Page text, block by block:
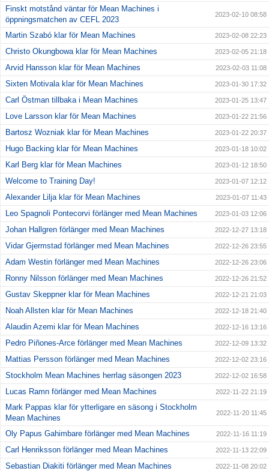
Finskt motstånd väntar för Mean Machines i
öppningsmatchen av CEFL 2023
2023-02-10 08:58
Martin Szabó klar för Mean Machines 2023-02-08 22:23
Christo Okungbowa klar för Mean Machines 2023-02-05 21:18
Arvid Hansson klar för Mean Machines 2023-02-03 11:08
Sixten Motivala klar för Mean Machines 2023-01-30 17:32
Carl Östman tillbaka i Mean Machines 2023-01-25 13:47
Love Larsson klar för Mean Machines 2023-01-22 21:56
Bartosz Wozniak klar för Mean Machines 2023-01-22 20:37
Hugo Backing klar för Mean Machines 2023-01-18 10:02
Karl Berg klar för Mean Machines 2023-01-12 18:50
Welcome to Training Day! 2023-01-07 12:12
Alexander Lilja klar för Mean Machines 2023-01-07 11:43
Leo Spagnoli Pontecorvi förlänger med Mean Machines 2023-01-03 12:06
Johan Hallgren förlänger med Mean Machines 2022-12-27 13:18
Vidar Gjermstad förlänger med Mean Machines 2022-12-26 23:55
Adam Westin förlänger med Mean Machines 2022-12-26 23:06
Ronny Nilsson förlänger med Mean Machines 2022-12-26 21:52
Gustav Skeppner klar för Mean Machines 2022-12-21 21:03
Noah Allsten klar för Mean Machines 2022-12-18 21:40
Alaudin Azemi klar för Mean Machines 2022-12-16 13:16
Pedro Piñones-Arce förlänger med Mean Machines 2022-12-09 13:32
Mattias Persson förlänger med Mean Machines 2022-12-02 23:16
Stockholm Mean Machines herrlag säsongen 2023 2022-12-02 16:58
Lucas Ramn förlänger med Mean Machines 2022-11-22 21:19
Mark Pappas klar för ytterligare en säsong i Stockholm
Mean Machines
2022-11-20 11:45
Oly Papus Gahimbare förlänger med Mean Machines 2022-11-16 11:19
Carl Henriksson förlänger med Mean Machines 2022-11-13 22:09
Sebastian Diakiti förlänger med Mean Machines 2022-11-08 20:02